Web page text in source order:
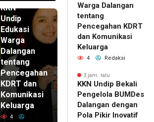
KKN
Undip
Edukasi
Warga
Dalangan
tentang
Pencegahan
KDRT dan
Komunikasi
Keluarga
4
Warga Dalangan
tentang
Pencegahan KDRT
dan Komunikasi
Keluarga
4 Redaksi
3 jam lalu
KKN Undip Bekali
Pengelola BUMDes
Dalangan dengan
Pola Pikir Inovatif